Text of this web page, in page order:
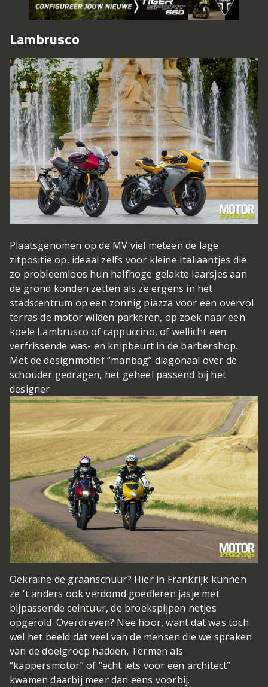
Lambrusco
Plaatsgenomen op de MV viel meteen de lage
zitpositie op, ideaal zelfs voor kleine Italiaantjes die
zo probleemloos hun halfhoge gelakte laarsjes aan
de grond konden zetten als ze ergens in het
stadscentrum op een zonnig piazza voor een overvol
terras de motor wilden parkeren, op zoek naar een
koele Lambrusco of cappuccino, of wellicht een
verfrissende was- en knipbeurt in de barbershop.
Met de designmotief “manbag” diagonaal over de
schouder gedragen, het geheel passend bij het
designer
Oekraïne de graanschuur? Hier in Frankrijk kunnen
ze 't anders ook verdomd goedleren jasje met
bijpassende ceintuur, de broekspijpen netjes
opgerold. Overdreven? Nee hoor, want dat was toch
wel het beeld dat veel van de mensen die we spraken
van de doelgroep hadden. Termen als
“kappersmotor” of “echt iets voor een architect”
kwamen daarbij meer dan eens voorbij.